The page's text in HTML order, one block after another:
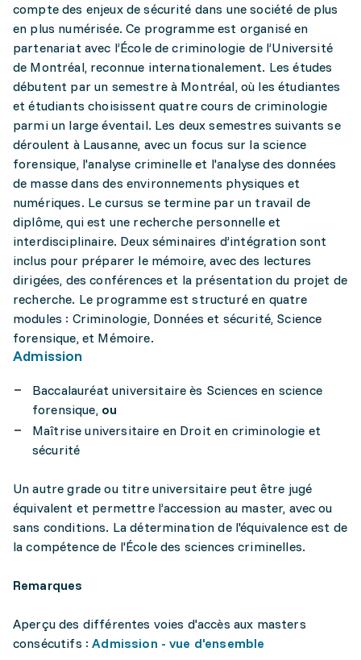
compte des enjeux de sécurité dans une société de plus
en plus numérisée. Ce programme est organisé en
partenariat avec l’École de criminologie de l’Université
de Montréal, reconnue internationalement. Les études
débutent par un semestre à Montréal, où les étudiantes
et étudiants choisissent quatre cours de criminologie
parmi un large éventail. Les deux semestres suivants se
déroulent à Lausanne, avec un focus sur la science
forensique, l'analyse criminelle et l'analyse des données
de masse dans des environnements physiques et
numériques. Le cursus se termine par un travail de
diplôme, qui est une recherche personnelle et
interdisciplinaire. Deux séminaires d’intégration sont
inclus pour préparer le mémoire, avec des lectures
dirigées, des conférences et la présentation du projet de
recherche. Le programme est structuré en quatre
modules : Criminologie, Données et sécurité, Science
forensique, et Mémoire.
Admission
Baccalauréat universitaire ès Sciences en science
forensique, ou
Maîtrise universitaire en Droit en criminologie et
sécurité
Un autre grade ou titre universitaire peut être jugé
équivalent et permettre l’accession au master, avec ou
sans conditions. La détermination de l'équivalence est de
la compétence de l'École des sciences criminelles.
Remarques
Aperçu des différentes voies d'accès aux masters
consécutifs :Admission - vue d'ensemble